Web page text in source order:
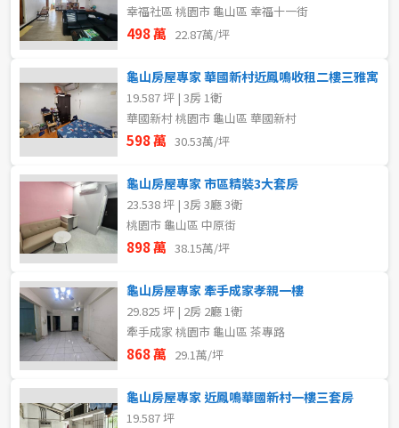
幸福社區 桃園市 龜山區 幸福十一街
498 萬 22.87萬/坪
龜山房屋專家 華國新村近鳳鳴收租二樓三雅寓
19.587 坪 | 3房 1衛
華國新村 桃園市 龜山區 華國新村
598 萬 30.53萬/坪
龜山房屋專家 市區精裝3大套房
23.538 坪 | 3房 3廳 3衛
桃園市 龜山區 中原街
898 萬 38.15萬/坪
龜山房屋專家 牽手成家孝親一樓
29.825 坪 | 2房 2廳 1衛
牽手成家 桃園市 龜山區 茶專路
868 萬 29.1萬/坪
龜山房屋專家 近鳳鳴華國新村一樓三套房
19.587 坪